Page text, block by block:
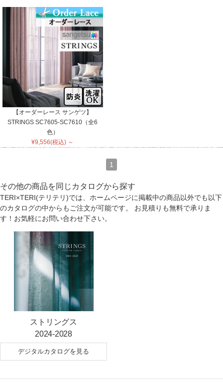
【オーダーレース サンゲツ】
STRINGS SC7605-SC7610（全6
色）
¥9,556(税込) ～
1
その他の商品を同じカタログから探す
TERI×TERI(テリテリ)では、ホームページに掲載中の商品以外でも以下
のカタログの中からもご注文が可能です。 お見積りも無料で承りま
す！お気軽にお問い合わせ下さい。
ストリングス
2024-2028
デジタルカタログを見る